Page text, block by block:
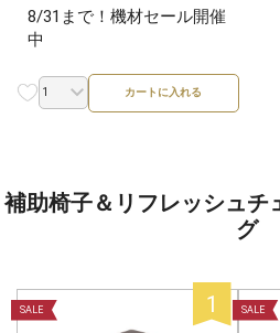
8/31まで！機材セール開催
中
カートに入れる
補助椅子＆リフレッシュチ
グ
SALE SALE